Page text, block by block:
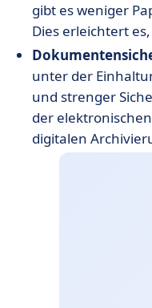
gibt es weniger
Dies erleichtert
unter der
und strenger
der
digitalen